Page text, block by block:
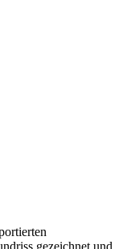
gezeichnet und